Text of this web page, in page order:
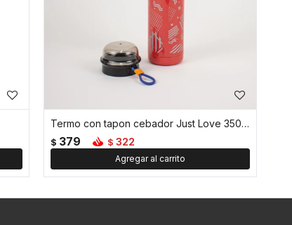
Termo con tapon cebador Just Love 350 ml - Rojo
$ 379 $ 322